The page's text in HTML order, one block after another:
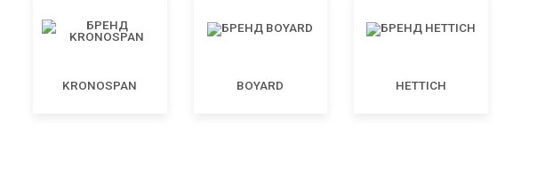
KRONOSPAN BOYARD HETTICH